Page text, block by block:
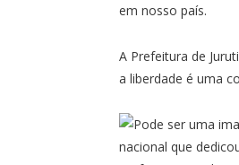
em nosso país.
A Prefeitura de
a liberdade é uma